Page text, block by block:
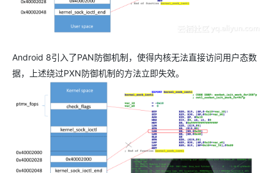
Android 8引入了PAN防御机制，使得内核无法直接访问用户态数
据，上述绕过PXN防御机制的方法立即失效。